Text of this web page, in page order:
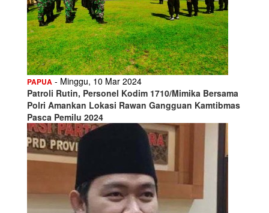
PAPUA - Minggu, 10 Mar 2024
Patroli Rutin, Personel Kodim 1710/Mimika Bersama
Polri Amankan Lokasi Rawan Gangguan Kamtibmas
Pasca Pemilu 2024